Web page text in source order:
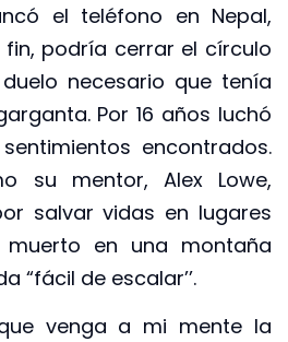
el teléfono en Nepal,
fin, podría cerrar el círculo
necesario que tenía
Por 16 años luchó
encontrados.
su mentor, Alex Lowe,
salvar vidas en lugares
muerto en una montaña
“fácil de escalar’’.
venga a mi mente la